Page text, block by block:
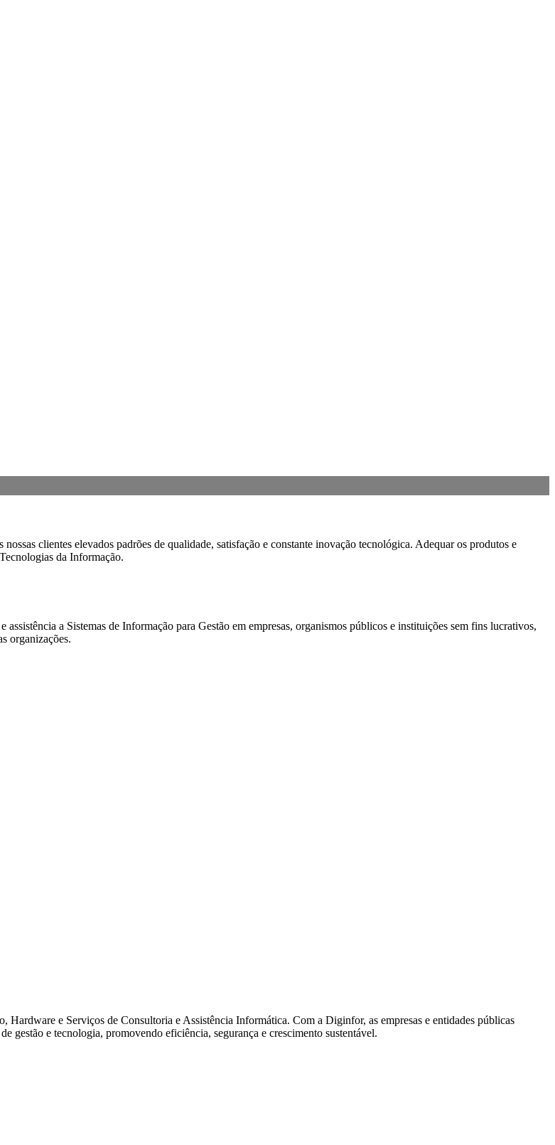
clientes elevados padrões de qualidade, satisfação e constante inovação tecnológica. Adequar os produtos e
da Informação.
a Sistemas de Informação para Gestão em empresas, organismos públicos e instituições sem fins lucrativos,
organizações.
e Serviços de Consultoria e Assistência Informática. Com a Diginfor, as empresas e entidades públicas
gestão e tecnologia, promovendo eficiência, segurança e crescimento sustentável.